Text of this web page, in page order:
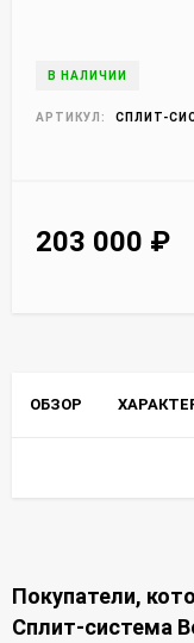
В НАЛИЧИИ
АРТИКУЛ: СПЛИТ-
203 000 ₽
ОБЗОР
Покупатели,
Сплит-система